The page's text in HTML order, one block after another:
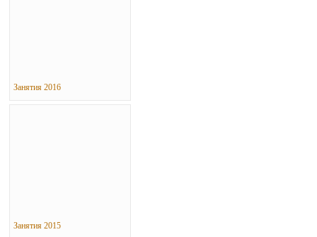
Занятия 2016
Занятия 2015